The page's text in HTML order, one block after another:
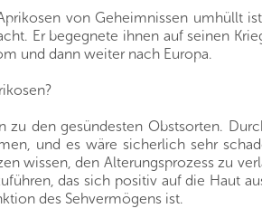
von Geheimnissen umhüllt
Er begegnete ihnen auf seinen
und dann weiter nach Europa.
zu den gesündesten Obstsorten.
und es wäre sicherlich sehr
wissen, den Alterungsprozess zu
das sich positiv auf die Haut
des Sehvermögens ist.